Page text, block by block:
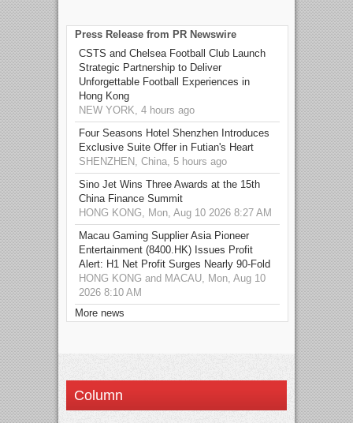
Press Release from PR Newswire
CSTS and Chelsea Football Club Launch
Strategic Partnership to Deliver
Unforgettable Football Experiences in
Hong Kong
NEW YORK, 4 hours ago
Four Seasons Hotel Shenzhen Introduces
Exclusive Suite Offer in Futian's Heart
SHENZHEN, China, 5 hours ago
Sino Jet Wins Three Awards at the 15th
China Finance Summit
HONG KONG, Mon, Aug 10 2026 8:27 AM
Macau Gaming Supplier Asia Pioneer
Entertainment (8400.HK) Issues Profit
Alert: H1 Net Profit Surges Nearly 90-Fold
HONG KONG and MACAU, Mon, Aug 10
2026 8:10 AM
More news
Column